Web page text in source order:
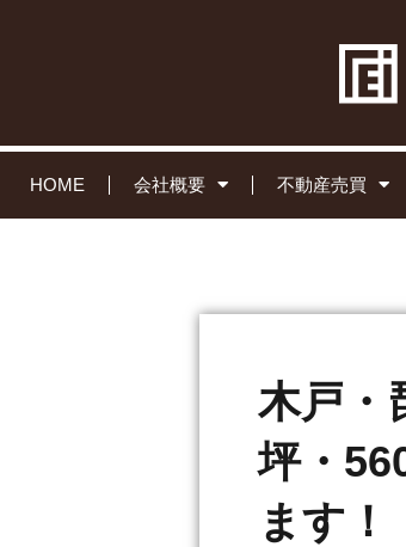
HOME 会社概要 不動産売買
木戸・
坪・
ます